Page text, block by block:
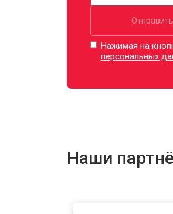
Нажимая на
персональных
Наши